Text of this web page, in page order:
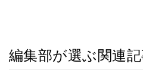
編集部が選ぶ関連